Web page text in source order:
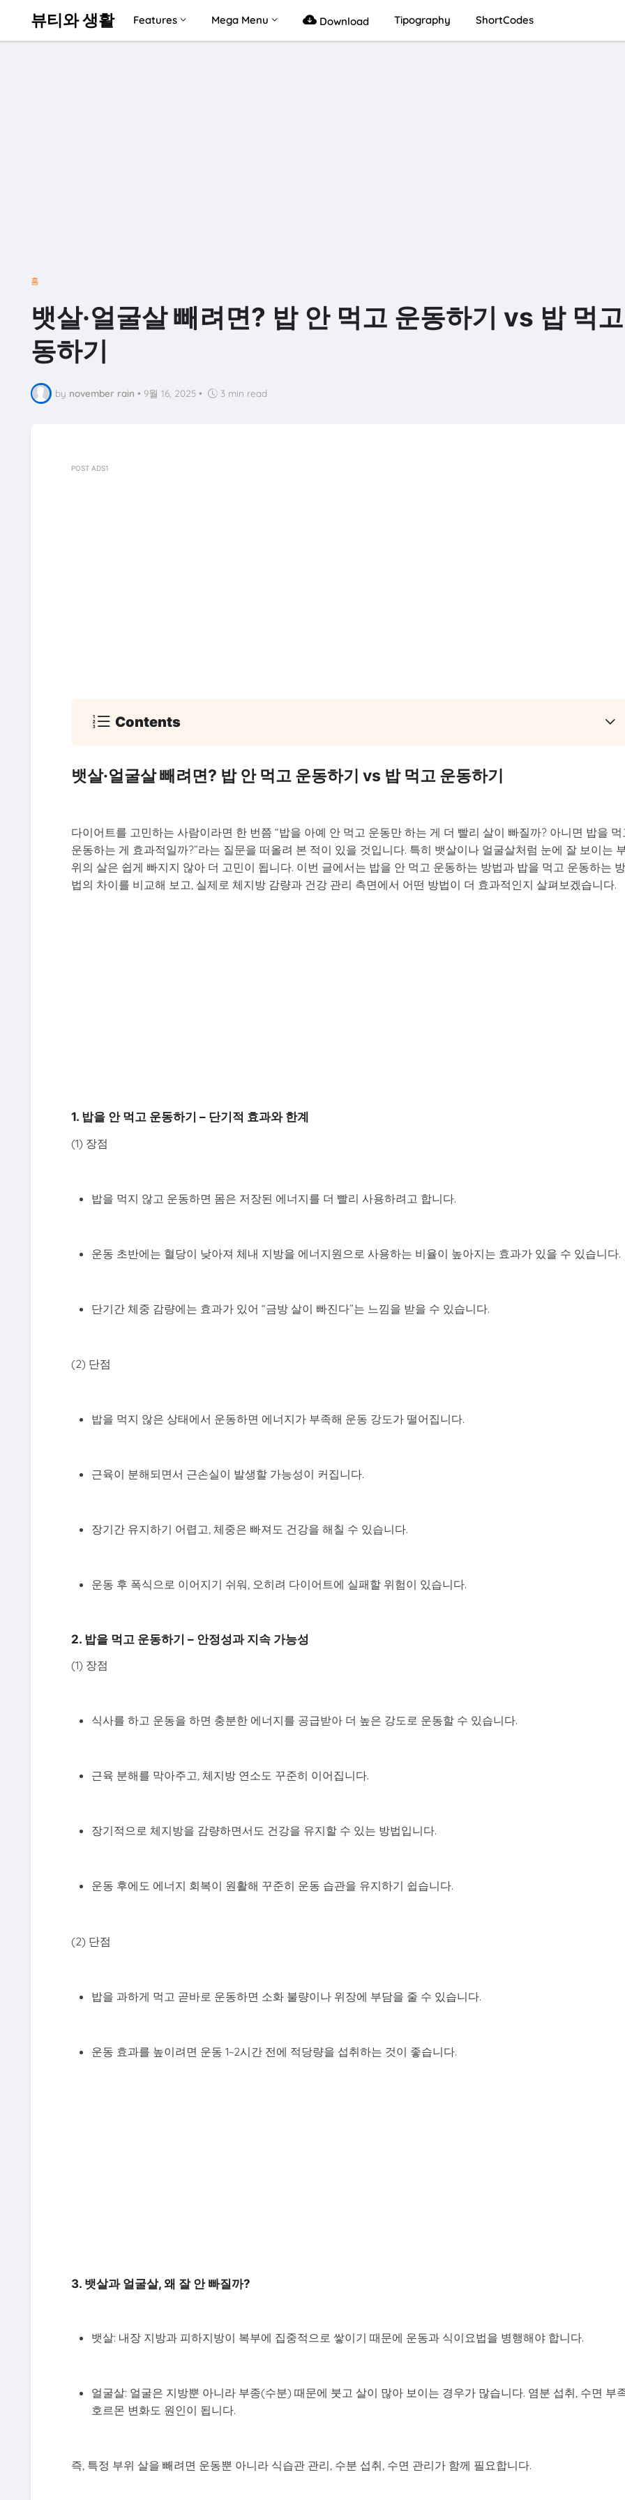
뷰티와 생활 Features Mega Menu Download Tipography ShortCodes
홈
뱃살·얼굴살 빼려면? 밥 안 먹고 운동하기 vs 밥 먹
동하기
by november rain • 9월 16, 2025 • 3 min read
POST ADS1
Contents
뱃살·얼굴살 빼려면? 밥 안 먹고 운동하기 vs 밥 먹고 운동하기
다이어트를 고민하는 사람이라면 한 번쯤 “밥을 아예 안 먹고 운동만 하는 게 더 빨리 살이 빠질까? 아니면 밥을 먹
운동하는 게 효과적일까?”라는 질문을 떠올려 본 적이 있을 것입니다. 특히 뱃살이나 얼굴살처럼 눈에 잘 보이는
위의 살은 쉽게 빠지지 않아 더 고민이 됩니다. 이번 글에서는 밥을 안 먹고 운동하는 방법과 밥을 먹고 운동하는 방
법의 차이를 비교해 보고, 실제로 체지방 감량과 건강 관리 측면에서 어떤 방법이 더 효과적인지 살펴보겠습니다.
1. 밥을 안 먹고 운동하기 – 단기적 효과와 한계
(1) 장점
밥을 먹지 않고 운동하면 몸은 저장된 에너지를 더 빨리 사용하려고 합니다.
운동 초반에는 혈당이 낮아져 체내 지방을 에너지원으로 사용하는 비율이 높아지는 효과가 있을 수 있습니다.
단기간 체중 감량에는 효과가 있어 “금방 살이 빠진다”는 느낌을 받을 수 있습니다.
(2) 단점
밥을 먹지 않은 상태에서 운동하면 에너지가 부족해 운동 강도가 떨어집니다.
근육이 분해되면서 근손실이 발생할 가능성이 커집니다.
장기간 유지하기 어렵고, 체중은 빠져도 건강을 해칠 수 있습니다.
운동 후 폭식으로 이어지기 쉬워, 오히려 다이어트에 실패할 위험이 있습니다.
2. 밥을 먹고 운동하기 – 안정성과 지속 가능성
(1) 장점
식사를 하고 운동을 하면 충분한 에너지를 공급받아 더 높은 강도로 운동할 수 있습니다.
근육 분해를 막아주고, 체지방 연소도 꾸준히 이어집니다.
장기적으로 체지방을 감량하면서도 건강을 유지할 수 있는 방법입니다.
운동 후에도 에너지 회복이 원활해 꾸준히 운동 습관을 유지하기 쉽습니다.
(2) 단점
밥을 과하게 먹고 곧바로 운동하면 소화 불량이나 위장에 부담을 줄 수 있습니다.
운동 효과를 높이려면 운동 1~2시간 전에 적당량을 섭취하는 것이 좋습니다.
3. 뱃살과 얼굴살, 왜 잘 안 빠질까?
뱃살: 내장 지방과 피하지방이 복부에 집중적으로 쌓이기 때문에 운동과 식이요법을 병행해야 합니다.
얼굴살: 얼굴은 지방뿐 아니라 부종(수분) 때문에 붓고 살이 많아 보이는 경우가 많습니다. 염분 섭취, 수면 부
호르몬 변화도 원인이 됩니다.
즉, 특정 부위 살을 빼려면 운동뿐 아니라 식습관 관리, 수분 섭취, 수면 관리가 함께 필요합니다.